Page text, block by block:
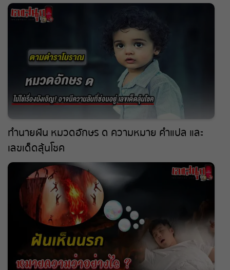
ทำนายฝัน หมวดอักษร ด ความหมาย คำแปล และ
เลขเด็ดลุ้นโชค